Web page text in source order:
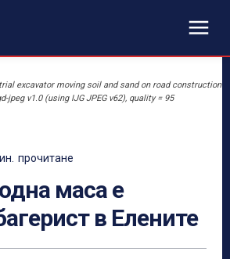
excavator moving soil and sand on road construction
jpeg v1.0 (using IJG JPEG v62), quality = 95
прочитане
маса е
в Елените